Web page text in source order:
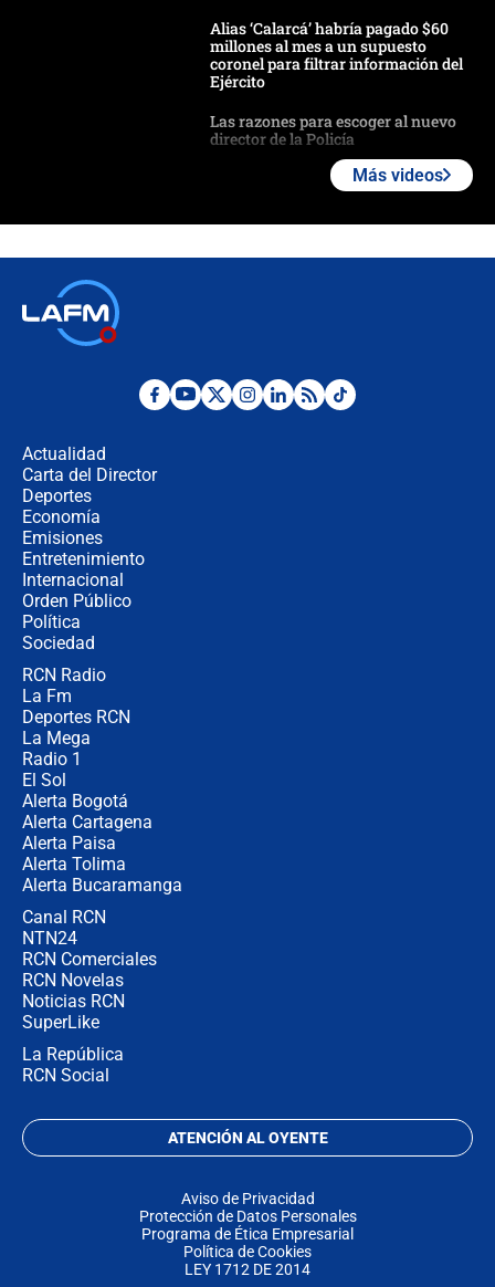
Alias ‘Calarcá’ habría pagado $60
millones al mes a un supuesto
coronel para filtrar información del
Ejército
Las razones para escoger al nuevo
director de la Policía
"No hubo fraude ni posibilidad de
Más videos
Actualidad
Carta del Director
Deportes
Economía
Emisiones
Entretenimiento
Internacional
Orden Público
Política
Sociedad
RCN Radio
La Fm
Deportes RCN
La Mega
Radio 1
El Sol
Alerta Bogotá
Alerta Cartagena
Alerta Paisa
Alerta Tolima
Alerta Bucaramanga
Canal RCN
NTN24
RCN Comerciales
RCN Novelas
Noticias RCN
SuperLike
La República
RCN Social
ATENCIÓN AL OYENTE
Aviso de Privacidad
Protección de Datos Personales
Programa de Ética Empresarial
Política de Cookies
LEY 1712 DE 2014